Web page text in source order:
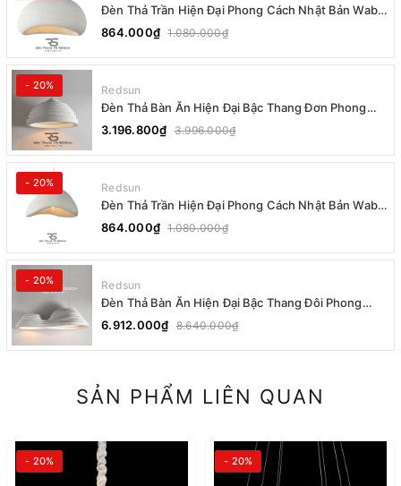
Đèn Thả Trần Hiện Đại Phong Cách Nhật Bản Wabi-
sabi CDT-T036 Dáng B
864.000₫ 1.080.000₫
- 20% Redsun
Đèn Thả Bàn Ăn Hiện Đại Bậc Thang Đơn Phong
Cách Nhật Bản Wabi-sabi DC-T078B
3.196.800₫ 3.996.000₫
- 20% Redsun
Đèn Thả Trần Hiện Đại Phong Cách Nhật Bản Wabi-
sabi CDT-T036 Dáng A
864.000₫ 1.080.000₫
- 20% Redsun
Đèn Thả Bàn Ăn Hiện Đại Bậc Thang Đôi Phong
Cách Nhật Bản Wabi-sabi DC-T078A
6.912.000₫ 8.640.000₫
SẢN PHẨM LIÊN QUAN
- 20% - 20%